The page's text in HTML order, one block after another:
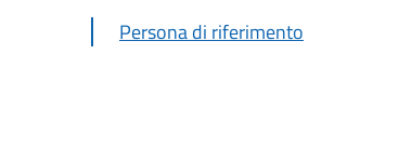
Persona di riferimento